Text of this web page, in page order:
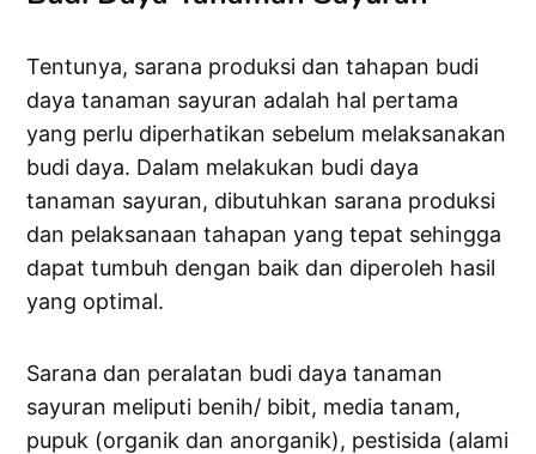
Tentunya, sarana produksi dan tahapan budi
daya tanaman sayuran adalah hal pertama
yang perlu diperhatikan sebelum melaksanakan
budi daya. Dalam melakukan budi daya
tanaman sayuran, dibutuhkan sarana produksi
dan pelaksanaan tahapan yang tepat sehingga
dapat tumbuh dengan baik dan diperoleh hasil
yang optimal.
Sarana dan peralatan budi daya tanaman
sayuran meliputi benih/ bibit, media tanam,
pupuk (organik dan anorganik), pestisida (alami